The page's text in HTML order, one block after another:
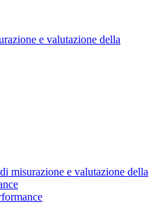
e valutazione della
misurazione e valutazione della